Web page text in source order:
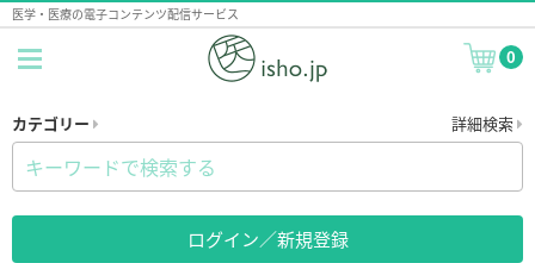
医学・医療の電子コンテンツ配信サービス
0
カテゴリー 詳細検索
ログイン／新規登録